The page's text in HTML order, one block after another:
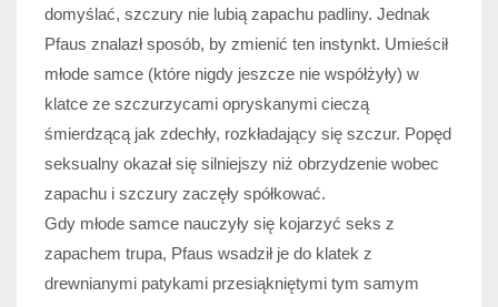
domyślać, szczury nie lubią zapachu padliny. Jednak
Pfaus znalazł sposób, by zmienić ten instynkt. Umieścił
młode samce (które nigdy jeszcze nie współżyły) w
klatce ze szczurzycami opryskanymi cieczą
śmierdzącą jak zdechły, rozkładający się szczur. Popęd
seksualny okazał się silniejszy niż obrzydzenie wobec
zapachu i szczury zaczęły spółkować.
Gdy młode samce nauczyły się kojarzyć seks z
zapachem trupa, Pfaus wsadził je do klatek z
drewnianymi patykami przesiąkniętymi tym samym